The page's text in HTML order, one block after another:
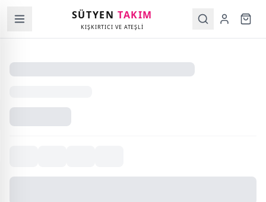
SÜTYENTAKIM
KIŞKIRTICI VE ATEŞLİ